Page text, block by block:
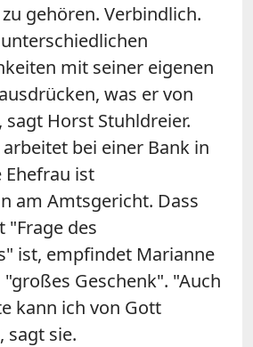
gehören. Verbindlich.
mit seiner eigenen
was er von
Horst Stuhldreier.
arbeitet bei einer Bank in
Ehefrau ist
am Amtsgericht. Dass
"Frage des
ist, empfindet Marianne
Geschenk". "Auch
kann ich von Gott
sagt sie.